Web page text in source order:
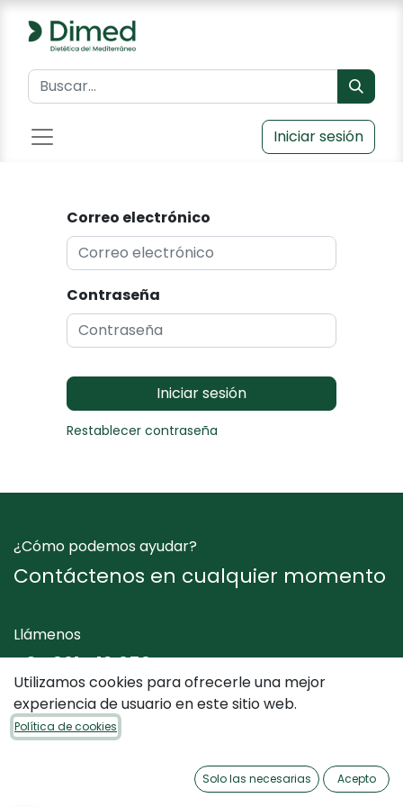
Iniciar sesión
Correo electrónico
Contraseña
Iniciar sesión
Restablecer contraseña
¿Cómo podemos ayudar?
Contáctenos en cualquier momento
Llámenos
+34 961 412 050
Envíenos un mensaje
Utilizamos cookies para ofrecerle una mejor
experiencia de usuario en este sitio web.
Política de cookies
Solo las necesarias Acepto